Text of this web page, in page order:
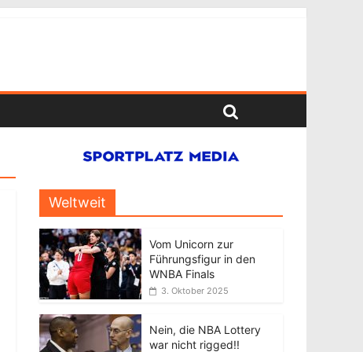
Weltweit
Vom Unicorn zur
Führungsfigur in den
WNBA Finals
3. Oktober 2025
Nein, die NBA Lottery
war nicht rigged!!